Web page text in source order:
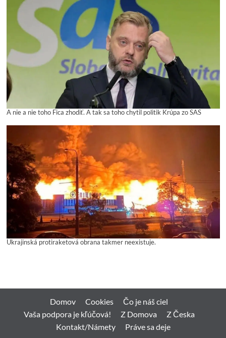
A nie a nie toho Fica zhodiť. A tak sa toho chytil politik Krúpa zo SAS
Ukrajinská protiraketová obrana takmer neexistuje.
Domov Cookies
Čo je náš ciel
Vaša podpora je kľúčová!
Z Domova
Z Česka
Kontakt/Námety
Práve sa deje